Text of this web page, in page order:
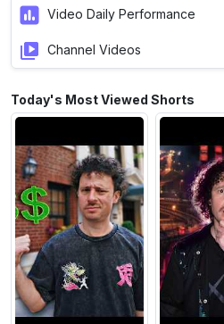
Video Daily Performance
Channel Videos
Today's Most Viewed Shorts